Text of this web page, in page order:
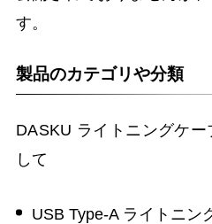
す。
製品のカテゴリや分類
DASKU ライトニングケー
して
USB Type-A ライトニン